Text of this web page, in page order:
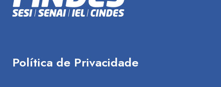
Política de Privacidade